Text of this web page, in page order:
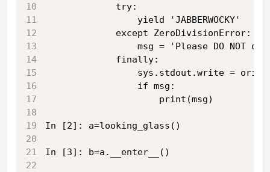
             try:
                 yield 'JABBERWOCKY'
             except ZeroDivisionError:
msg = 'Please DO NOT
             finally:
sys.stdout.write =
                 if msg:
In [2]:
In [3]: